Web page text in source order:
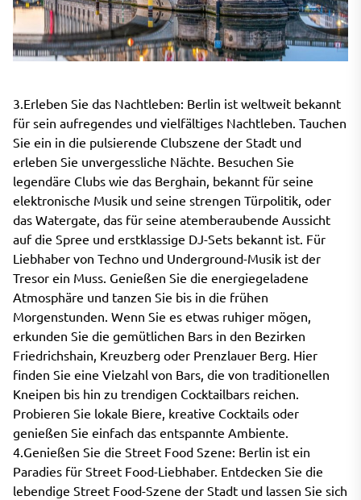
3.Erleben Sie das Nachtleben: Berlin ist weltweit bekannt
für sein aufregendes und vielfältiges Nachtleben. Tauchen
Sie ein in die pulsierende Clubszene der Stadt und
erleben Sie unvergessliche Nächte. Besuchen Sie
legendäre Clubs wie das Berghain, bekannt für seine
elektronische Musik und seine strengen Türpolitik, oder
das Watergate, das für seine atemberaubende Aussicht
auf die Spree und erstklassige DJ-Sets bekannt ist. Für
Liebhaber von Techno und Underground-Musik ist der
Tresor ein Muss. Genießen Sie die energiegeladene
Atmosphäre und tanzen Sie bis in die frühen
Morgenstunden. Wenn Sie es etwas ruhiger mögen,
erkunden Sie die gemütlichen Bars in den Bezirken
Friedrichshain, Kreuzberg oder Prenzlauer Berg. Hier
finden Sie eine Vielzahl von Bars, die von traditionellen
Kneipen bis hin zu trendigen Cocktailbars reichen.
Probieren Sie lokale Biere, kreative Cocktails oder
genießen Sie einfach das entspannte Ambiente.
4.Genießen Sie die Street Food Szene: Berlin ist ein
Paradies für Street Food-Liebhaber. Entdecken Sie die
lebendige Street Food-Szene der Stadt und lassen Sie sich